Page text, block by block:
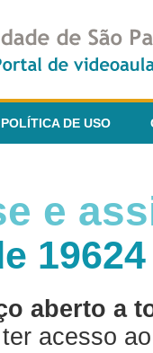
POLÍTICA DE USO
e
aberto a
acesso